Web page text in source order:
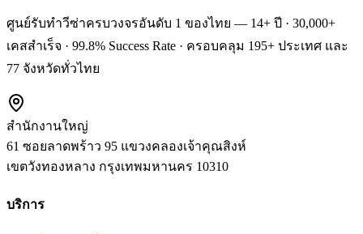
ศูนย์รับทำวีซ่าครบวงจรอันดับ 1 ของไทย — 14+ ปี · 30,000+
เคสสำเร็จ · 99.8% Success Rate · ครอบคลุม 195+ ประเทศ และ
77 จังหวัดทั่วไทย
สำนักงานใหญ่
61 ซอยลาดพร้าว 95 แขวงคลองเจ้าคุณสิงห์
เขตวังทองหลาง กรุงเทพมหานคร 10310
บริการ